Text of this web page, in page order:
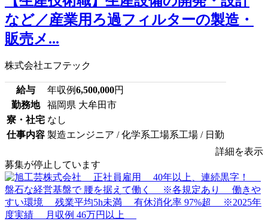
など／産業用ろ過フィルターの製造・
販売メ...
株式会社エフテック
給与 年収例6,500,000円
勤務地
福岡県 大牟田市
寮・社宅 なし
仕事内容 製造エンジニア / 化学系工場系工場 / 日勤
詳細を表示
募集が停止しています